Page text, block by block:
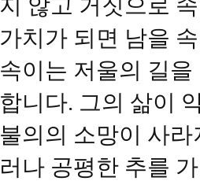
지 않고 거짓으로
가치가 되면 남을
속이는 저울의 길
합니다. 그의 삶이
불의의 소망이 사
러나 공평한 추를